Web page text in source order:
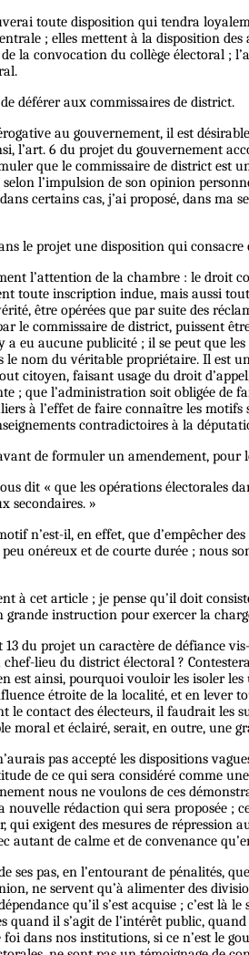
toute disposition qui tendra
; elles mettent à la disposition
la convocation du collège électoral ;
déférer aux commissaires de district.
au gouvernement, il est
l’art. 6 du projet du gouvernement
que le commissaire de district
l’impulsion de son opinion
certains cas, j’ai proposé, dans
le projet une disposition qui consacre
l’attention de la chambre : le droit
toute inscription indue, mais aussi
être opérées que par suite des
le commissaire de district, puissent
a eu aucune publicité ; il se peut que
nom du véritable propriétaire. Il est
citoyen, faisant usage du droit
; que l’administration soit obligée
à l’effet de faire connaître les
contradictoires à la
de formuler un amendement,
dit « que les opérations électorales
secondaires. »
n’est-il, en effet, que d’empêcher
onéreux et de courte durée ; nous
à cet article ; je pense qu’il doit
grande instruction pour exercer la
13 du projet un caractère de défiance
lieu du district électoral ?
est ainsi, pourquoi vouloir les isoler
étroite de la localité, et en
contact des électeurs, il faudrait
moral et éclairé, serait, en outre, une
pas accepté les dispositions
de ce qui sera considéré comme
nous ne voulons de ces
rédaction qui sera proposée ;
exigent des mesures de répression
autant de calme et de convenance
ses pas, en l’entourant de pénalités,
ne servent qu’à alimenter des
qu’il s’est acquise ; c’est
quand il s’agit de l’intérêt public,
dans nos institutions, si ce n’est le